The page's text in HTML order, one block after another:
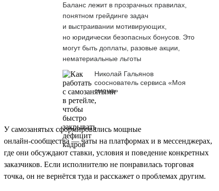
Баланс лежит в прозрачных правилах,
понятном грейдинге задач
и выстраивании мотивирующих,
но юридически безопасных бонусов. Это
могут быть доплаты, разовые акции,
нематериальные льготы
Николай Гальянов
сооснователь сервиса «Моя
смена»
У самозанятых сформировались мощные
онлайн‑сообщества — чаты на платформах и в мессенджерах,
где они обсуждают ставки, условия и поведение конкретных
заказчиков. Если исполнителю не понравилась торговая
точка, он не вернётся туда и расскажет о проблемах другим.